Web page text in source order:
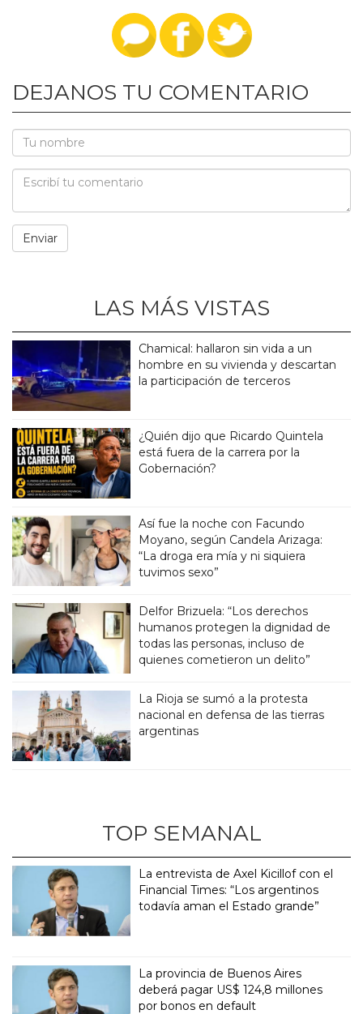
DEJANOS TU COMENTARIO
LAS MÁS VISTAS
Chamical: hallaron sin vida a un
hombre en su vivienda y descartan
la participación de terceros
¿Quién dijo que Ricardo Quintela
está fuera de la carrera por la
Gobernación?
Así fue la noche con Facundo
Moyano, según Candela Arizaga:
“La droga era mía y ni siquiera
tuvimos sexo”
Delfor Brizuela: “Los derechos
humanos protegen la dignidad de
todas las personas, incluso de
quienes cometieron un delito”
La Rioja se sumó a la protesta
nacional en defensa de las tierras
argentinas
TOP SEMANAL
La entrevista de Axel Kicillof con el
Financial Times: “Los argentinos
todavía aman el Estado grande”
La provincia de Buenos Aires
deberá pagar US$ 124,8 millones
por bonos en default